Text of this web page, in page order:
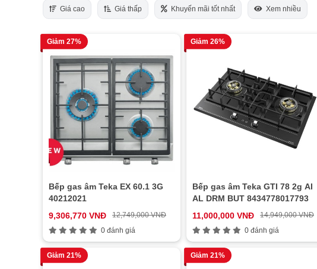
Giá cao Giá thấp Khuyến mãi tốt nhất Xem nhiều
Giảm 27%
Bếp gas âm Teka EX 60.1 3G
40212021
9,306,770 VNĐ
12,749,000 VNĐ
0 đánh giá
Giảm 26%
Bếp gas âm Teka GTI 78 2g AI
AL DRM BUT 8434778017793
11,000,000 VNĐ
14,949,000 VNĐ
0 đánh giá
Giảm 21% Giảm 21%